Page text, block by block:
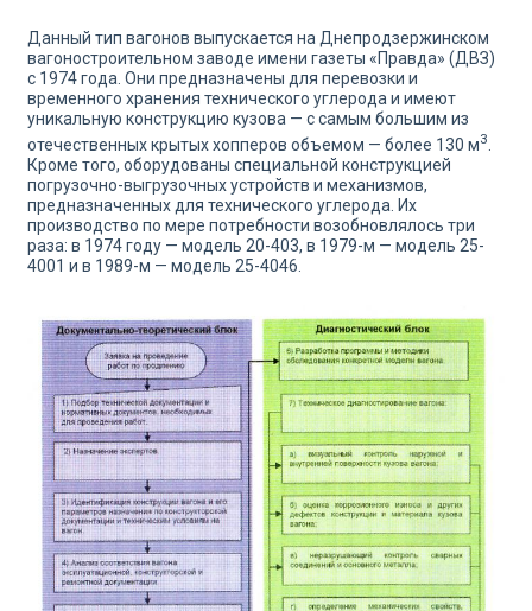
Данный тип вагонов выпускается на Днепродзержинском
вагоностроительном заводе имени газеты «Правда» (ДВЗ)
с 1974 года. Они предназначены для перевозки и
временного хра­нения технического углерода и имеют
уникальную конструкцию кузова — с самым большим из
отечественных крытых хопперов объемом — более 130 м3
Кроме того, оборудованы специальной конструкцией
погрузочно-выгрузочных устройств и механизмов,
предназначенных для технического углерода. Их
производство по мере потребности возобновлялось три
раза: в 1974 году — мо­дель 20-403, в 1979-м — модель 25-
4001 и в 1989-м — модель 25-4046.